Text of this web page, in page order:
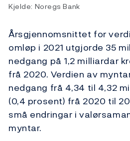
Kjelde: Noregs Bank
Årsgjennomsnittet for
omløp i 2021 utgjorde 35
nedgang på 1,2 milliardar
frå 2020. Verdien av
nedgang frå 4,34 til 4,32
(0,4 prosent) frå 2020 til
små endringar i
myntar.